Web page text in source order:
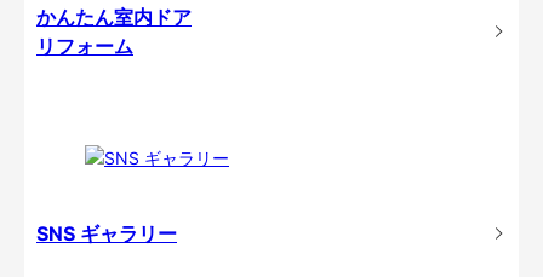
かんたん室内ドア
リフォーム
SNS ギャラリー